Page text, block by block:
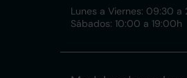
Lunes a Viernes: 09:30 a
Sábados: 10:00 a 19:00h